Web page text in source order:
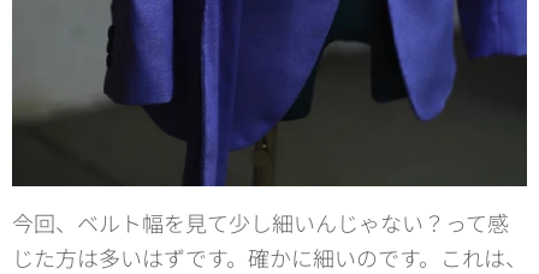
今回、ベルト幅を見て少し細いんじゃない？って感
じた方は多いはずです。確かに細いのです。これは、